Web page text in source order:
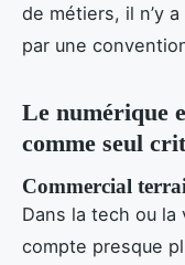
de métiers, il n’y
par une
Le numérique
comme seul
Commercial
Dans la tech ou
compte presque